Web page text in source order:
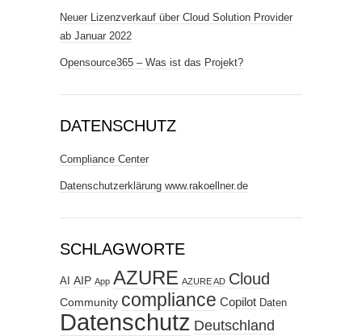
Neuer Lizenzverkauf über Cloud Solution Provider
ab Januar 2022
Opensource365 – Was ist das Projekt?
DATENSCHUTZ
Compliance Center
Datenschutzerklärung www.rakoellner.de
SCHLAGWORTE
AI AIP App AZURE AZURE AD Cloud
Community compliance Copilot Daten
Datenschutz Deutschland